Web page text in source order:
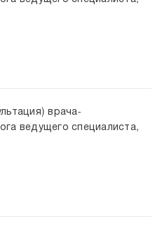
врача-
ведущего специалиста,